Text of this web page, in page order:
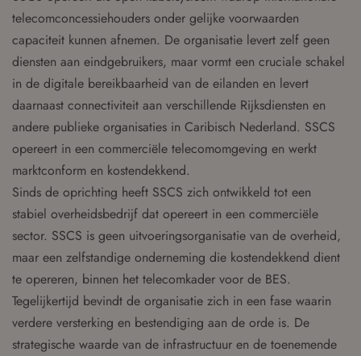
telecomconcessiehouders onder gelijke voorwaarden
capaciteit kunnen afnemen. De organisatie levert zelf geen
diensten aan eindgebruikers, maar vormt een cruciale schakel
in de digitale bereikbaarheid van de eilanden en levert
daarnaast connectiviteit aan verschillende Rijksdiensten en
andere publieke organisaties in Caribisch Nederland. SSCS
opereert in een commerciële telecomomgeving en werkt
marktconform en kostendekkend.
Sinds de oprichting heeft SSCS zich ontwikkeld tot een
stabiel overheidsbedrijf dat opereert in een commerciële
sector. SSCS is geen uitvoeringsorganisatie van de overheid,
maar een zelfstandige onderneming die kostendekkend dient
te opereren, binnen het telecomkader voor de BES.
Tegelijkertijd bevindt de organisatie zich in een fase waarin
verdere versterking en bestendiging aan de orde is. De
strategische waarde van de infrastructuur en de toenemende